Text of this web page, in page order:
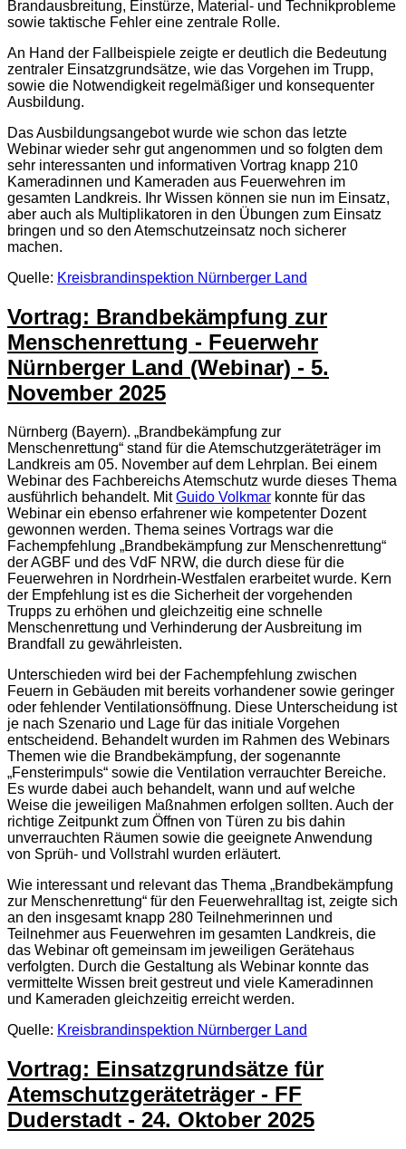
Brandausbreitung, Einstürze, Material- und Technikprobleme
sowie taktische Fehler eine zentrale Rolle.
An Hand der Fallbeispiele zeigte er deutlich die Bedeutung
zentraler Einsatzgrundsätze, wie das Vorgehen im Trupp,
sowie die Notwendigkeit regelmäßiger und konsequenter
Ausbildung.
Das Ausbildungsangebot wurde wie schon das letzte
Webinar wieder sehr gut angenommen und so folgten dem
sehr interessanten und informativen Vortrag knapp 210
Kameradinnen und Kameraden aus Feuerwehren im
gesamten Landkreis. Ihr Wissen können sie nun im Einsatz,
aber auch als Multiplikatoren in den Übungen zum Einsatz
bringen und so den Atemschutzeinsatz noch sicherer
machen.
Quelle: Kreisbrandinspektion Nürnberger Land
Vortrag: Brandbekämpfung zur
Menschenrettung - Feuerwehr
Nürnberger Land (Webinar) - 5.
November 2025
Nürnberg (Bayern). „Brandbekämpfung zur
Menschenrettung“ stand für die Atemschutzgeräteträger im
Landkreis am 05. November auf dem Lehrplan. Bei einem
Webinar des Fachbereichs Atemschutz wurde dieses Thema
ausführlich behandelt. MitGuido Volkmar konnte für das
Webinar ein ebenso erfahrener wie kompetenter Dozent
gewonnen werden. Thema seines Vortrags war die
Fachempfehlung „Brandbekämpfung zur Menschenrettung“
der AGBF und des VdF NRW, die durch diese für die
Feuerwehren in Nordrhein-Westfalen erarbeitet wurde. Kern
der Empfehlung ist es die Sicherheit der vorgehenden
Trupps zu erhöhen und gleichzeitig eine schnelle
Menschenrettung und Verhinderung der Ausbreitung im
Brandfall zu gewährleisten.
Unterschieden wird bei der Fachempfehlung zwischen
Feuern in Gebäuden mit bereits vorhandener sowie geringer
oder fehlender Ventilationsöffnung. Diese Unterscheidung ist
je nach Szenario und Lage für das initiale Vorgehen
entscheidend. Behandelt wurden im Rahmen des Webinars
Themen wie die Brandbekämpfung, der sogenannte
„Fensterimpuls“ sowie die Ventilation verrauchter Bereiche.
Es wurde dabei auch behandelt, wann und auf welche
Weise die jeweiligen Maßnahmen erfolgen sollten. Auch der
richtige Zeitpunkt zum Öffnen von Türen zu bis dahin
unverrauchten Räumen sowie die geeignete Anwendung
von Sprüh- und Vollstrahl wurden erläutert.
Wie interessant und relevant das Thema „Brandbekämpfung
zur Menschenrettung“ für den Feuerwehralltag ist, zeigte sich
an den insgesamt knapp 280 Teilnehmerinnen und
Teilnehmer aus Feuerwehren im gesamten Landkreis, die
das Webinar oft gemeinsam im jeweiligen Gerätehaus
verfolgten. Durch die Gestaltung als Webinar konnte das
vermittelte Wissen breit gestreut und viele Kameradinnen
und Kameraden gleichzeitig erreicht werden.
Quelle: Kreisbrandinspektion Nürnberger Land
Vortrag: Einsatzgrundsätze für
Atemschutzgeräteträger - FF
Duderstadt - 24. Oktober 2025